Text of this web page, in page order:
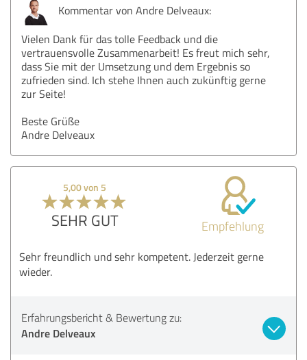
Kommentar von Andre Delveaux:
Vielen Dank für das tolle Feedback und die
vertrauensvolle Zusammenarbeit! Es freut mich sehr,
dass Sie mit der Umsetzung und dem Ergebnis so
zufrieden sind. Ich stehe Ihnen auch zukünftig gerne
zur Seite!
Beste Grüße
Andre Delveaux
5,00 von 5
SEHR GUT Empfehlung
Sehr freundlich und sehr kompetent. Jederzeit gerne
wieder.
Erfahrungsbericht & Bewertung zu:
Andre Delveaux